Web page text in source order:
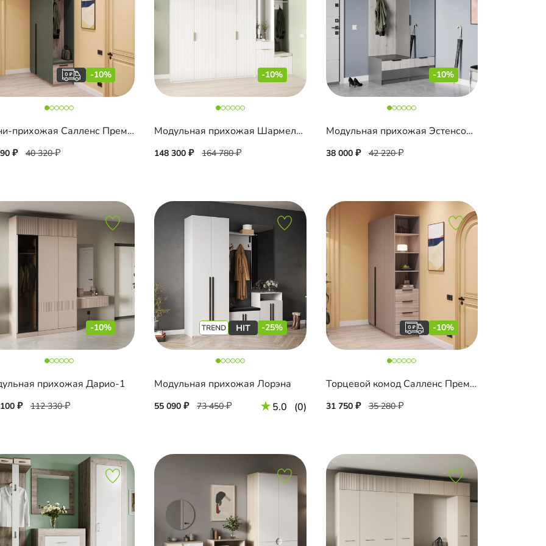
-10%
Мини-прихожая Салленс Премиум торцевая с антресолью
40 320
-10%
Модульная прихожая Шармель-5 Лайф
148 300 164 780
-10%
Модульная прихожая Эстенсон-3
38 000 42 220
-10%
прихожая Дарио-1
112 330
-25%
Модульная прихожая Лорэна
55 090 73 450 5.0 (0)
-10%
Торцевой комод Салленс Премиум с полками
31 750 35 280